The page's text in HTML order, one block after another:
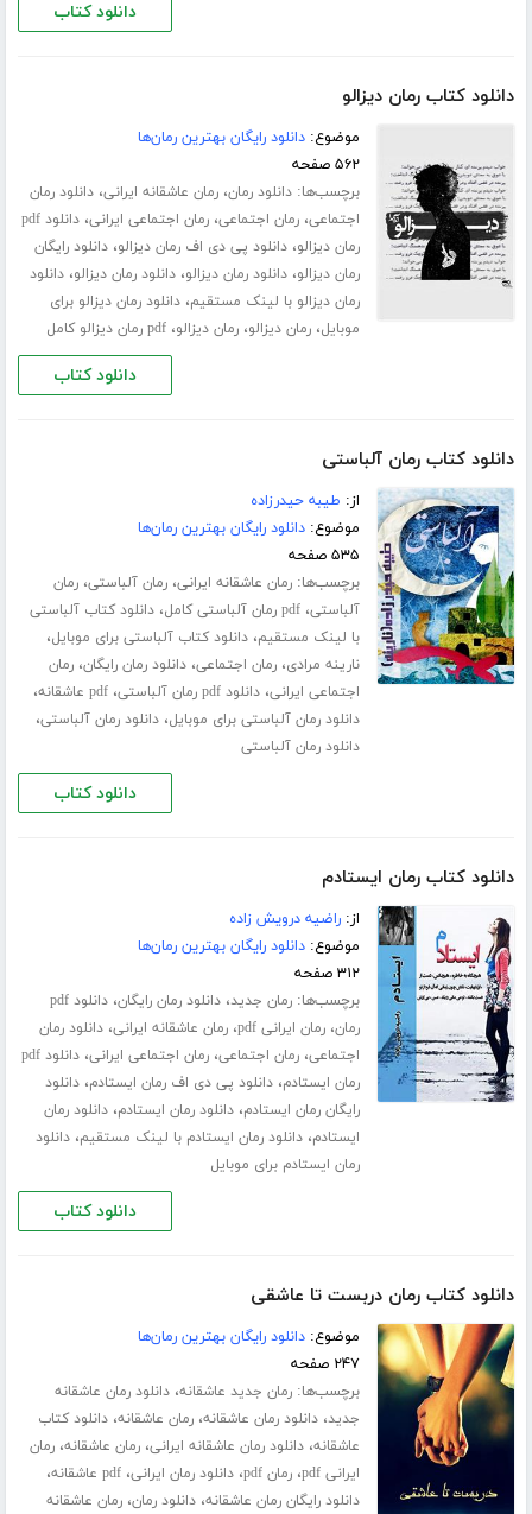
دانلود کتاب
دانلود کتاب رمان دیزالو
موضوع:دانلود رایگان بهترین رمان‌ها
۵۶۲ صفحه
برچسب‌ها:دانلود رمان،رمان عاشقانه ایرانی،دانلود رمان
اجتماعی،رمان اجتماعی،رمان اجتماعی ایرانی،
دانلود pdf
رمان دیزالو،دانلود پی دی اف رمان دیزالو،دانلود رایگان
رمان دیزالو،دانلود رمان دیزالو،دانلود رمان دیزالو،دانلود
رمان دیزالو با لینک مستقیم،دانلود رمان دیزالو برای
موبایل،رمان دیزالو،رمان دیزالو،pdf رمان دیزالو کامل
دانلود کتاب
دانلود کتاب رمان آلباستی
از: طیبه حیدرزاده
موضوع:دانلود رایگان بهترین رمان‌ها
۵۳۵ صفحه
برچسب‌ها:رمان عاشقانه ایرانی،رمان آلباستی،رمان
آلباستی،pdf رمان آلباستی کامل ،دانلود کتاب آلباستی
با لینک مستقیم،دانلود کتاب آلباستی برای موبایل،
نارینه مرادی،رمان اجتماعی،دانلود رمان رایگان،رمان
اجتماعی ایرانی،دانلود pdf رمان آلباستی ،pdf عاشقانه ،
دانلود رمان آلباستی برای موبایل،دانلود رمان آلباستی،
دانلود رمان آلباستی
دانلود کتاب
دانلود کتاب رمان ایستادم
از:راضیه درویش زاده
موضوع:دانلود رایگان بهترین رمان‌ها
۳۱۲ صفحه
برچسب‌ها:رمان جدید،دانلود رمان رایگان،
دانلود pdf
رمان،رمان ایرانی pdf ،رمان عاشقانه ایرانی،دانلود رمان
اجتماعی،رمان اجتماعی،رمان اجتماعی ایرانی،
دانلود pdf
رمان ایستادم،دانلود پی دی اف رمان ایستادم،دانلود
رایگان رمان ایستادم،دانلود رمان ایستادم،دانلود رمان
ایستادم،دانلود رمان ایستادم با لینک مستقیم،دانلود
رمان ایستادم برای موبایل
دانلود کتاب
دانلود کتاب رمان دربست تا عاشقی
موضوع:دانلود رایگان بهترین رمان‌ها
۲۴۷ صفحه
برچسب‌ها:رمان جدید عاشقانه،دانلود رمان عاشقانه
جدید،دانلود رمان عاشقانه،رمان عاشقانه،دانلود کتاب
عاشقانه،دانلود رمان عاشقانه ایرانی،رمان عاشقانه،رمان
ایرانی pdf
،رمان pdf ،دانلود رمان ایرانی،pdf عاشقانه ،
دانلود رایگان رمان عاشقانه،دانلود رمان،رمان عاشقانه